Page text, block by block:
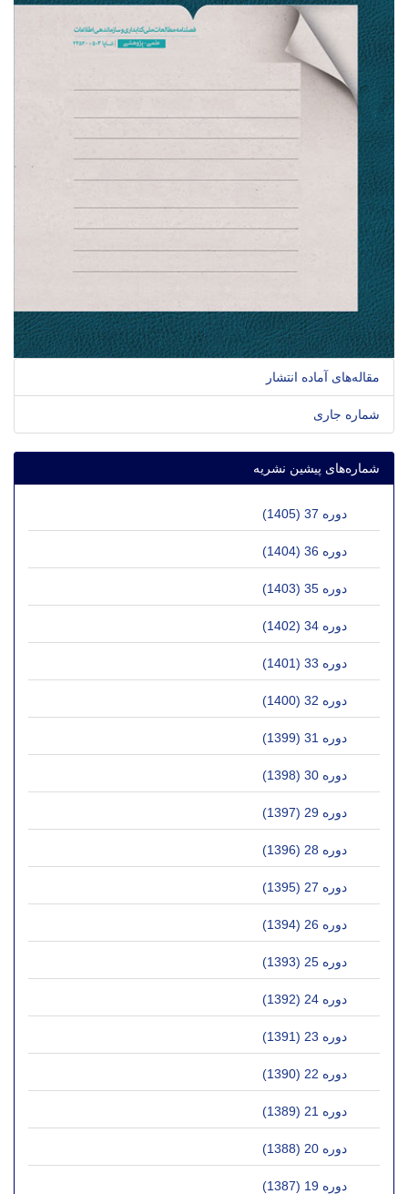
مقاله‌های آماده انتشار
شماره جاری
شماره‌های پیشین نشریه
دوره 37 (1405)
دوره 36 (1404)
دوره 35 (1403)
دوره 34 (1402)
دوره 33 (1401)
دوره 32 (1400)
دوره 31 (1399)
دوره 30 (1398)
دوره 29 (1397)
دوره 28 (1396)
دوره 27 (1395)
دوره 26 (1394)
دوره 25 (1393)
دوره 24 (1392)
دوره 23 (1391)
دوره 22 (1390)
دوره 21 (1389)
دوره 20 (1388)
دوره 19 (1387)